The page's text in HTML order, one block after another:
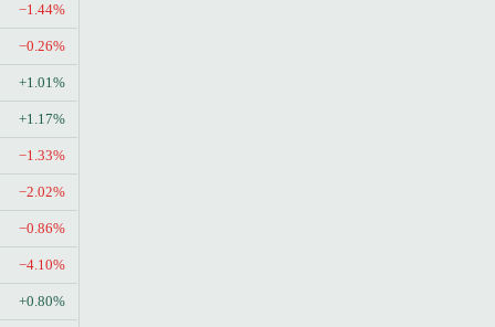
−1.44%
−0.26%
+1.01%
+1.17%
−1.33%
−2.02%
−0.86%
−4.10%
+0.80%